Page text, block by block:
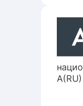
A(RU)